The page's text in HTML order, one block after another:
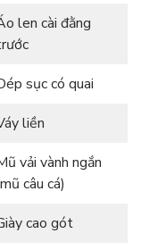
len cài đằng
sục có quai
liền
vải vành ngắn
câu cá)
cao gót